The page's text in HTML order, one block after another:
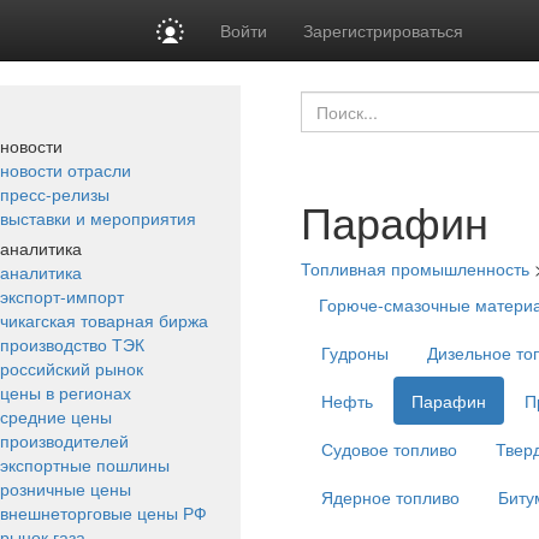
Войти Зарегистрироваться
новости
новости отрасли
пресс-релизы
выставки и мероприятия
аналитика
аналитика
экспорт-импорт
чикагская товарная биржа
производство ТЭК
российский рынок
цены в регионах
средние цены
производителей
экспортные пошлины
розничные цены
внешнеторговые цены РФ
Парафин
Топливная промышленность
Горюче-смазочные
Гудроны
Дизельное
Нефть
Парафин
Судовое топливо
Ядерное топливо